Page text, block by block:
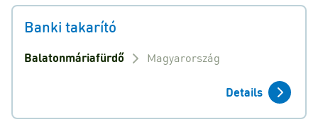
Banki takarító
Balatonmáriafürdő Magyarország
Details